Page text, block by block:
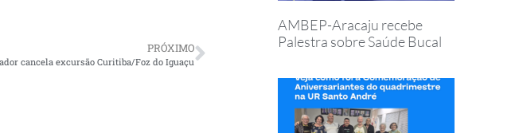
PRÓXIMO
cancela excursão Curitiba/Foz do Iguaçu
AMBEP-Aracaju recebe
Palestra sobre Saúde Bucal